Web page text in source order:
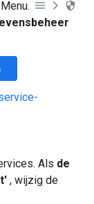
Als de
, wijzig de